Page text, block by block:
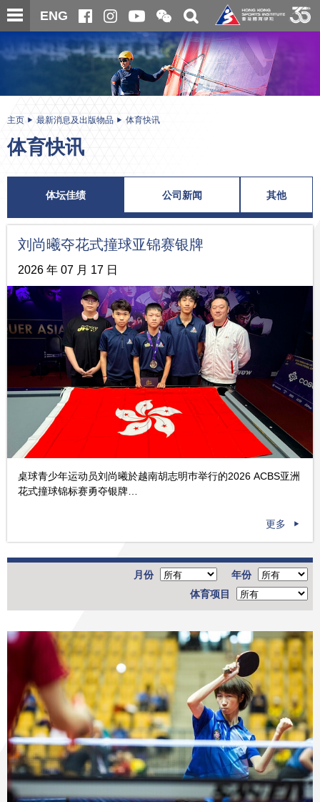
跳
至
内
ENG
开
合
微
信
二
维
码
关
搜
寻
内
主页 最新消息及出版物品 体育快讯
体育快讯
体坛佳绩 公司新闻 其他
刘尚曦夺花式撞球亚锦赛银牌
2026 年 07 月 17 日
桌球青少年运动员刘尚曦於越南胡志明巿举行的2026 ACBS亚洲
花式撞球锦标赛勇夺银牌…
更多
年份
月份
体育项目